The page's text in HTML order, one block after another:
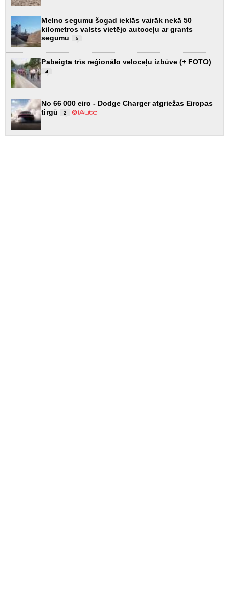
Melno segumu šogad ieklās vairāk nekā 50
kilometros valsts vietējo autoceļu ar grants
segumu
5
Pabeigta trīs reģionālo veloceļu izbūve (+ FOTO)
4
No 66 000 eiro - Dodge Charger atgriežas Eiropas
tirgū
2